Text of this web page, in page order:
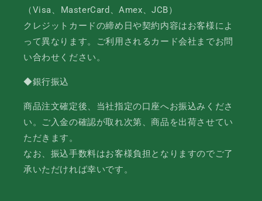
（Visa、MasterCard、Amex、JCB）
クレジットカードの締め日や契約内容はお客様によ
って異なります。ご利用されるカード会社までお問
い合わせください。
◆銀行振込
商品注文確定後、当社指定の口座へお振込みくださ
い。ご入金の確認が取れ次第、商品を出荷させてい
ただきます。
なお、振込手数料はお客様負担となりますのでご了
承いただければ幸いです。